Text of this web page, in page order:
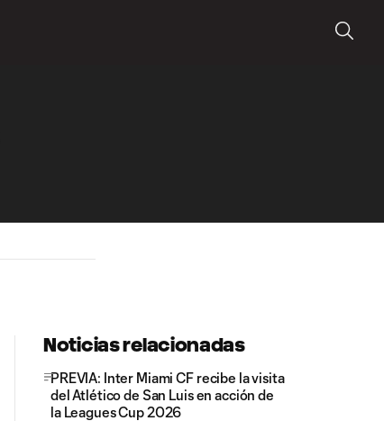
Noticias relacionadas
PREVIA: Inter Miami CF recibe la visita
del Atlético de San Luis en acción de
la Leagues Cup 2026